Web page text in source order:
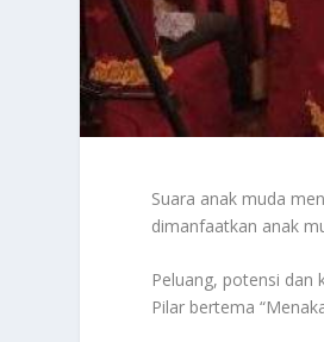
Suara anak muda
dimanfaatkan anak
Peluang, potensi dan
Pilar bertema